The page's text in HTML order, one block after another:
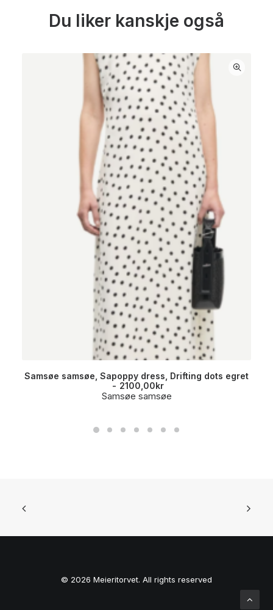
Du liker kanskje også
Samsøe samsøe, Sapoppy dress, Drifting dots egret
2100,00kr
Samsøe samsøe
© 2026 Meieritorvet. All rights reserved